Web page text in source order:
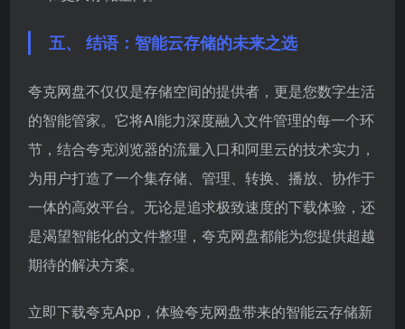
五、 结语：智能云存储的未来之选
夸克网盘不仅仅是存储空间的提供者，更是您数字生活
的智能管家。它将AI能力深度融入文件管理的每一个环
节，结合夸克浏览器的流量入口和阿里云的技术实力，
为用户打造了一个集存储、管理、转换、播放、协作于
一体的高效平台。无论是追求极致速度的下载体验，还
是渴望智能化的文件整理，夸克网盘都能为您提供超越
期待的解决方案。
立即下载夸克App，体验夸克网盘带来的智能云存储新